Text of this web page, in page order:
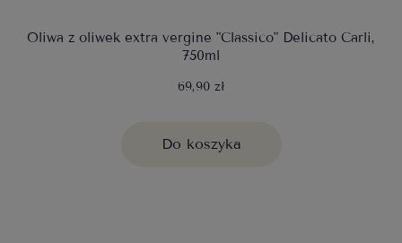
Oliwa z oliwek extra vergine "Classico" Delicato Carli,
750ml
69,90 zł
Do koszyka